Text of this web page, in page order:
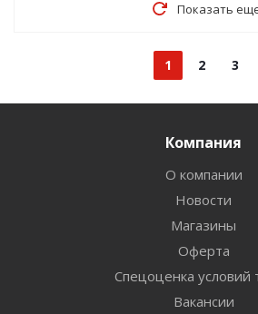
Показать
1 2 3
Компания
О компании
Новости
Магазины
Оферта
Спецоценка условий
Вакансии